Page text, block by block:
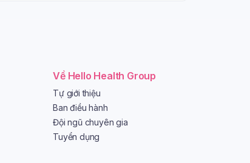
Về Hello Health Group
Tự giới thiệu
Ban điều hành
Đội ngũ chuyên gia
Tuyển dụng